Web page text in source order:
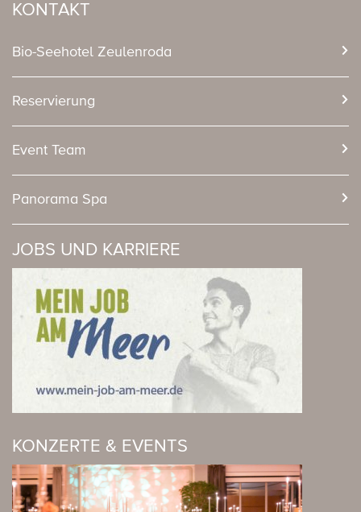
KONTAKT
Bio-Seehotel Zeulenroda
Reservierung
Event Team
Panorama Spa
JOBS UND KARRIERE
KONZERTE & EVENTS